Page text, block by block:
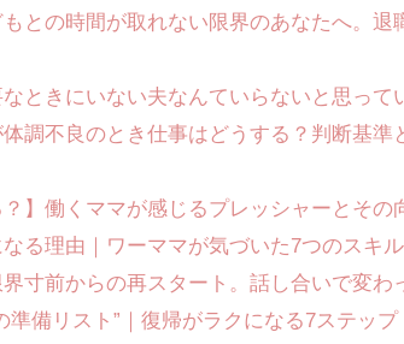
との時間が取れない限界のあなたへ。退
ときにいない夫なんていらないと思って
体調不良のとき仕事はどうする？判断基
？】働くママが感じるプレッシャーとその
る理由｜ワーママが気づいた7つのスキル
寸前からの再スタート。話し合いで変わ
準備リスト”｜復帰がラクになる7ステップ